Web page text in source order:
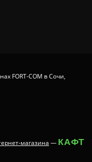
FORT-COM в Сочи,
магазина — КАФТ